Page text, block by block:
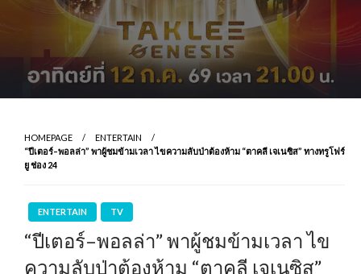
HOMEPAGE
ENTERTAIN
“ปีเตอร์–พอลล่า” พาผู้ชมข้ามเวลา ไขความลับป่าต้องห้าม “ตาคลี เจเนซิส” ทางทรูโฟร์
ยู ช่อง 24
ENTERTAIN TV
“ปีเตอร์–พอลล่า” พาผู้ชมข้ามเวลา ไข
ความลับป่าต้องห้าม “ตาคลี เจเนซิส”